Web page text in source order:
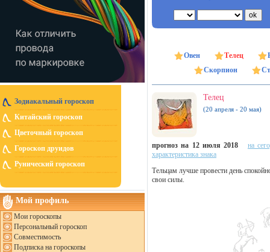
Зодиакальный гороскоп
Китайский гороскоп
Цветочный гороскоп
Гороскоп друидов
Рунический гороскоп
Мой профиль
Мои гороскопы
Персональный гороскоп
Совместимость
Подписка на гороскопы
Овен Телец
Скорпион
Телец
(20 апреля - 20 мая)
прогноз на 12 июля 2018
на
характеристика знака
Тельцам лучше провести день
свои силы.